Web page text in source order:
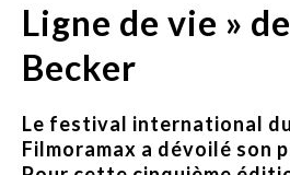
Ligne de vie »
Becker
Le festival international
Filmoramax a dévoilé son